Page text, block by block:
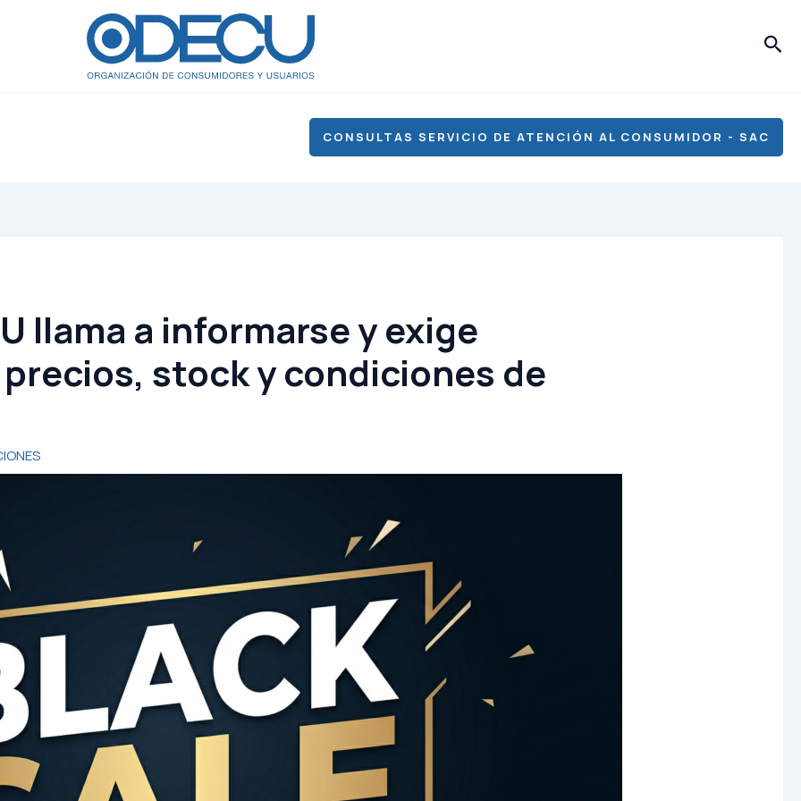
CONSULTAS SERVICIO DE ATENCIÓN AL CONSUMIDOR - SAC
llama a informarse y exige
stock y condiciones de